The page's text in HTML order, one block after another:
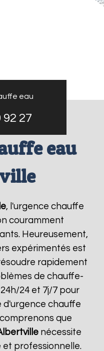
eau
92 27
eau
, l'urgence chauffe
couramment
Heureusement,
expérimentés est
rapidement
de chauffe-
24 et 7j/7 pour
d'urgence chauffe
que
nécessite
professionnelle.